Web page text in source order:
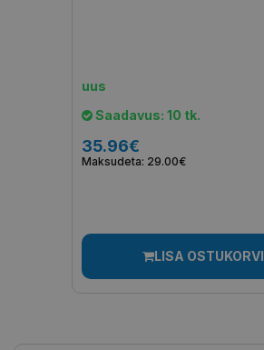
uus
Saadavus: 10 tk.
35.96€
Maksudeta: 29.00€
LISA OSTUKORVI